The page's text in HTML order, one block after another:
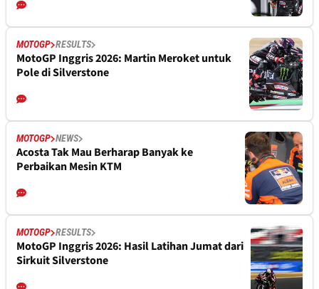
MOTOGP RESULTS
MotoGP Inggris 2026: Martin Meroket untuk
Pole di Silverstone
MOTOGP NEWS
Acosta Tak Mau Berharap Banyak ke
Perbaikan Mesin KTM
MOTOGP RESULTS
MotoGP Inggris 2026: Hasil Latihan Jumat dari
Sirkuit Silverstone